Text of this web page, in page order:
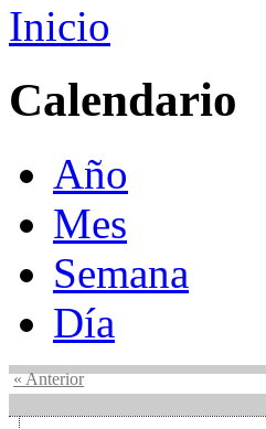
Inicio
Calendario
Año
Mes
Semana
Día
« Anterior